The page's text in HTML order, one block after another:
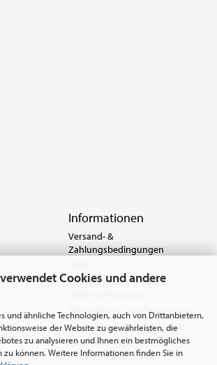
Cookies und andere
und ähnliche Technologien, auch von Drittanbietern,
der Website zu gewährleisten, die
zu analysieren und Ihnen ein bestmögliches
zu können. Weitere Informationen finden Sie in
Informationen
Versand- &
Zahlungsbedingungen
Widerrufsrecht & Muster-
Privatsphäre und Datenschutz
Batterie- & Recyclinghinweis
Abfallvermeidung und
Bewirtschaftung von